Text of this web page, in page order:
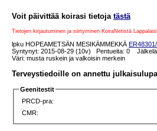
Voit päivittää koirasi tietoja tästä
Tietojen kirjautuminen ja siirtyminen KoiraNetistä
lpku HOPEAMETSÄN MESIKÄMMEKKÄ
Syntynyt: 2015-08-29 (10v) Pentueita: 0
Väri: musta ruskein ja valkoisin merkein
Terveystiedoille on annettu julkaisulupa
Geenitestit
PRCD-pra:
CMR: